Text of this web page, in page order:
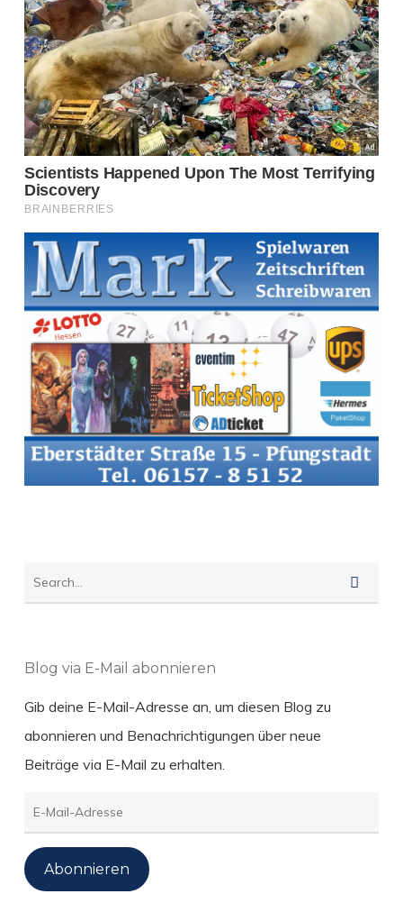
Blog via E-Mail abonnieren
Gib deine E-Mail-Adresse an, um diesen Blog zu
abonnieren und Benachrichtigungen über neue
Beiträge via E-Mail zu erhalten.
E-
Mail-
Adresse
Abonnieren